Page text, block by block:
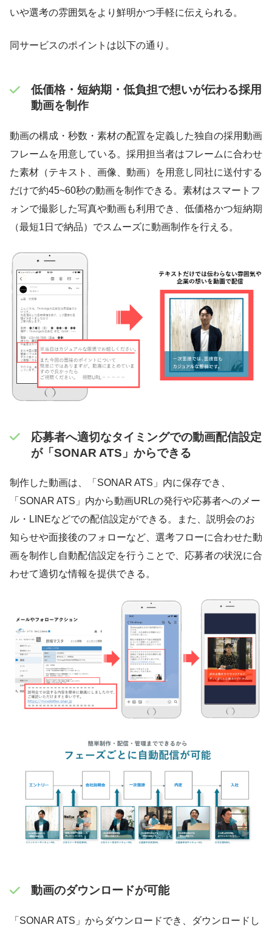
いや選考の雰囲気をより鮮明かつ手軽に伝えられる。
同サービスのポイントは以下の通り。
低価格・短納期・低負担で想いが伝わる採用
動画を制作
動画の構成・秒数・素材の配置を定義した独自の採用動画
フレームを用意している。採用担当者はフレームに合わせ
た素材（テキスト、画像、動画）を用意し同社に送付する
だけで約45~60秒の動画を制作できる。素材はスマートフ
ォンで撮影した写真や動画も利用でき、低価格かつ短納期
（最短1日で納品）でスムーズに動画制作を行える。
応募者へ適切なタイミングでの動画配信設定
が「SONAR ATS」からできる
制作した動画は、「SONAR ATS」内に保存でき、
「SONAR ATS」内から動画URLの発行や応募者へのメー
ル・LINEなどでの配信設定ができる。また、説明会のお
知らせや面接後のフォローなど、選考フローに合わせた動
画を制作し自動配信設定を行うことで、応募者の状況に合
わせて適切な情報を提供できる。
動画のダウンロードが可能
「SONAR ATS」からダウンロードでき、ダウンロードし